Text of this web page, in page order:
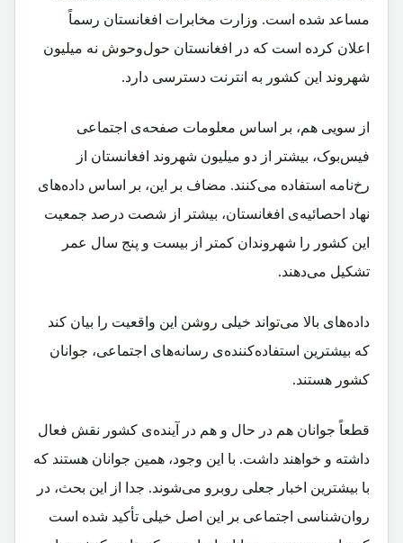
مساعد شده است. وزارت مخابرات افغانستان رسماً
اعلان کرده است که در افغانستان حول‌و‌حوش نه میلیون
شهروند این کشور به انترنت دسترسی دارد.
از سویی هم، بر اساس معلومات صفحه‌ی اجتماعی
فیس‌بوک، بیشتر از دو میلیون شهروند افغانستان از
رخ‌نامه استفاده می‌کنند. مضاف بر این، بر اساس داده‌های
نهاد احصائیه‌ی افغانستان، بیشتر از شصت درصد جمعیت
این کشور را شهروندان کمتر از بیست و پنج سال عمر
تشکیل می‌دهند.
داده‌های بالا می‌تواند خیلی روشن این واقعیت را بیان کند
که بیشترین استفاده‌کننده‌ی رسانه‌های اجتماعی، جوانان
کشور هستند.
قطعاً جوانان هم در حال و هم در آینده‌ی کشور نقش فعال
داشته و خواهند داشت. با این وجود، همین جوانان هستند که
با بیشترین اخبار جعلی روبرو می‌شوند. جدا از این بحث، در
روان‌شناسی اجتماعی بر این اصل خیلی تأکید شده است